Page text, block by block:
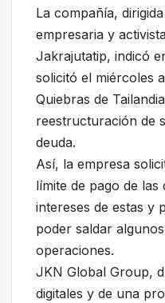
La compañía,
empresaria y
Jakrajutatip, indicó
solicitó el miércoles
Quiebras de
reestructuración de
deuda.
Así, la empresa
límite de pago de las
intereses de estas y
poder saldar
operaciones.
JKN Global Group,
digitales y de una